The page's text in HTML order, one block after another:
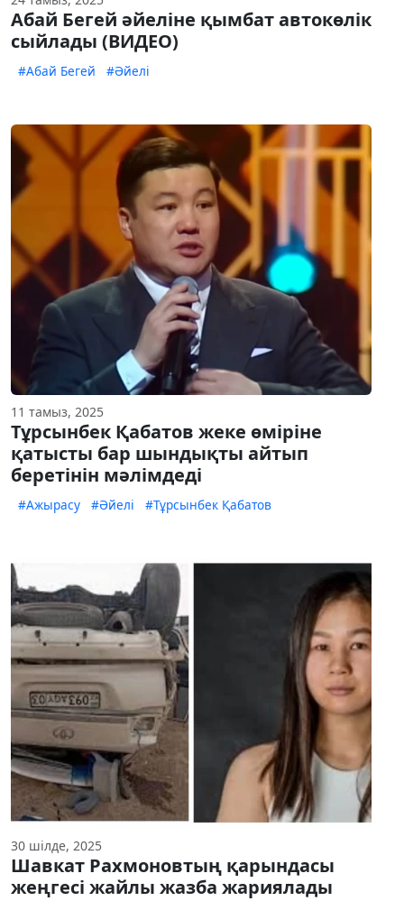
Абай Бегей әйеліне қымбат автокөлік
сыйлады (ВИДЕО)
#Абай Бегей #Әйелі
11 тамыз, 2025
Тұрсынбек Қабатов жеке өміріне
қатысты бар шындықты айтып
беретінін мәлімдеді
#Ажырасу #Әйелі #Тұрсынбек Қабатов
30 шілде, 2025
Шавкат Рахмоновтың қарындасы
жеңгесі жайлы жазба жариялады